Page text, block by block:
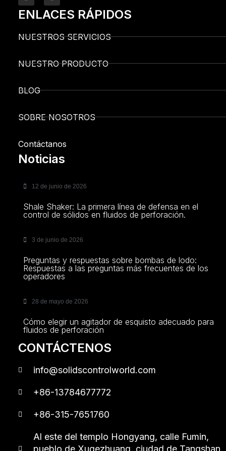
ENLACES RÁPIDOS
NUESTROS SERVICIOS
NUESTRO PRODUCTO
BLOG
SOBRE NOSOTROS
Contáctanos
Noticias
12 de junio de 2026
Shale Shaker: La primera línea de defensa en el
control de sólidos en fluidos de perforación.
3 de junio de 2026
Preguntas y respuestas sobre bombas de lodo:
Respuestas a las preguntas más frecuentes de los
operadores
28 de mayo de 2026
Cómo elegir un agitador de esquisto adecuado para
fluidos de perforación
CONTÁCTENOS
info@solidscontrolworld.com
+86-13784677772
+86-315-7651760
Al este del templo Hongyang, calle Fumin,
pueblo de Xugezhuang, ciudad de Tangshan,